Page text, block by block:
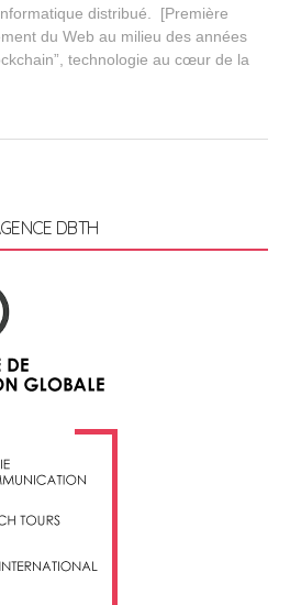
distribué. [Première
du Web au milieu des années
technologie au cœur de la
DBTH